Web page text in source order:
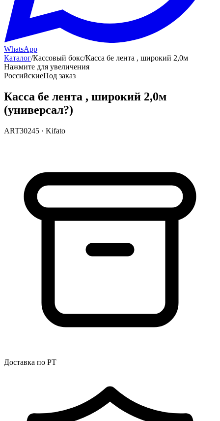
WhatsApp
Каталог/Кассовый бокс/Касса бе лента , широкий 2,0м
Нажмите для увеличения
РоссийскиеПод заказ
Касса бе лента , широкий 2,0м
(универсал?)
ART30245 · Kifato
Доставка по РТ